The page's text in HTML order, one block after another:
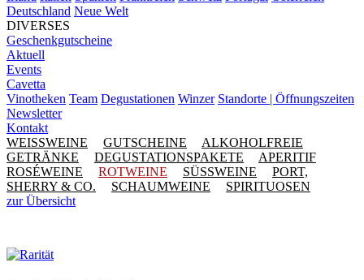
Deutschland Neue Welt
DIVERSES
Geschenkgutscheine
Aktuell
Events
Cavetta
Vinotheken Team Degustationen Winzer Standorte | Öffnungszeiten
Newsletter
Kontakt
WEISSWEINE
GUTSCHEINE
ALKOHOLFREIE
GETRÄNKE
DEGUSTATIONSPAKETE
APERITIF
ROSÉWEINE
ROTWEINE SÜSSWEINE
PORT,
SHERRY & CO.
SCHAUMWEINE
SPIRITUOSEN
zur Übersicht